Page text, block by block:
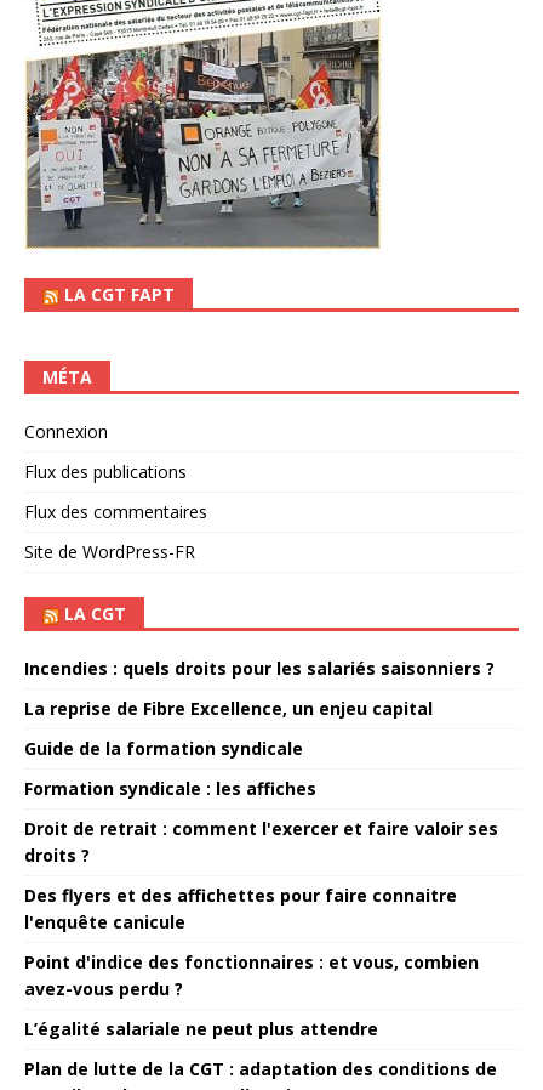
LA CGT FAPT
MÉTA
Connexion
Flux des publications
Flux des commentaires
Site de WordPress-FR
LA CGT
Incendies : quels droits pour les salariés saisonniers ?
La reprise de Fibre Excellence, un enjeu capital
Guide de la formation syndicale
Formation syndicale : les affiches
Droit de retrait : comment l'exercer et faire valoir ses
droits ?
Des flyers et des affichettes pour faire connaitre
l'enquête canicule
Point d'indice des fonctionnaires : et vous, combien
avez-vous perdu ?
L’égalité salariale ne peut plus attendre
Plan de lutte de la CGT : adaptation des conditions de